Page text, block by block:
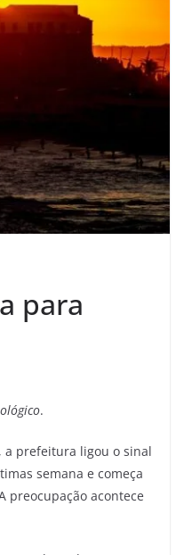
para
.
a prefeitura ligou o sinal
semana e começa
preocupação acontece